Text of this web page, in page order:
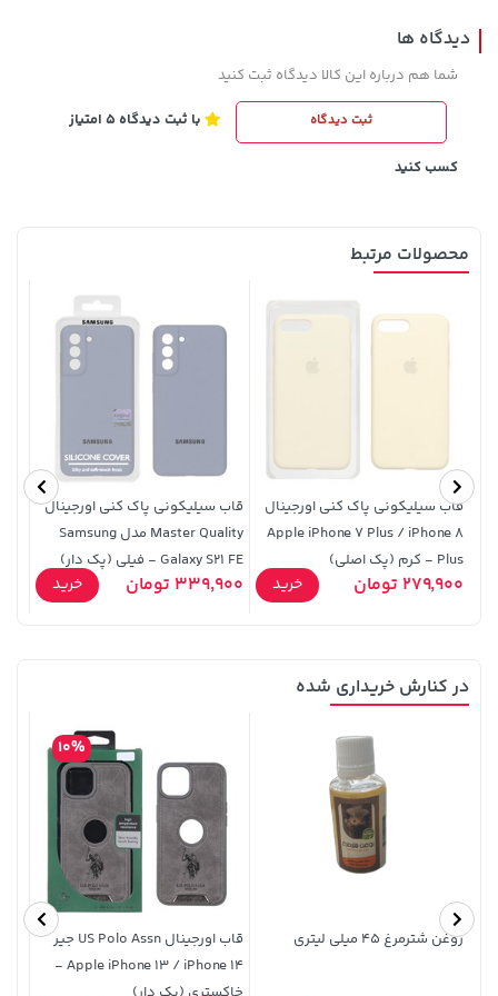
169,900 تومان خرید
1,579,000 تومان
دیدگاه ها
شما هم درباره این کالا دیدگاه ثبت کنید
ثبت دیدگاه با ثبت دیدگاه 5 امتیاز
کسب کنید
محصولات مرتبط
قاب سیلیکونی پاک کنی اورجینال
Apple iPhone 7 Plus / iPhone 8
Plus - کرم (پک اصلی)
279,900 تومان خرید
قاب سیلیکونی پاک کنی اورجینال
Master Quality مدل Samsung
Galaxy S21 FE - فیلی (پک دار)
339,900 تومان خرید
در کنارش خریداری شده
روغن شترمرغ 45 میلی لیتری
قاب اورجینال US Polo Assn جیر
Apple iPhone 13 / iPhone 14 -
10%